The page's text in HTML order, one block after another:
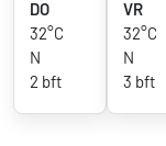
DO
32°C
N
2 bft
VR
32°C
N
3 bft